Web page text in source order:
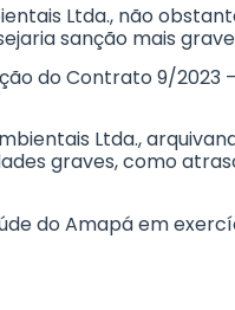
Ltda., não
sanção mais
do Contrato 9/
Ltda.,
graves, como
do Amapá em